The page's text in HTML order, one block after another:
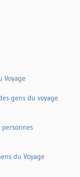
Voyage
gens du voyage
du Voyage